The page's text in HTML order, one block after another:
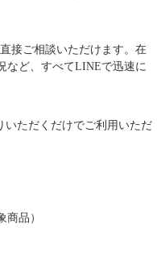
接ご相談いただけます。在
など、すべてLINEで迅速に
ただくだけでご利用いただ
商品）